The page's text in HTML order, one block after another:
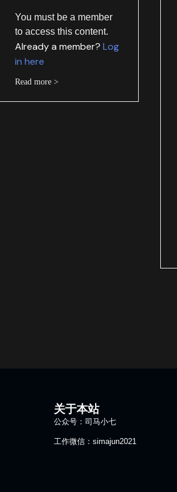
You must be a member
to access this content.
Already a member? Log
in here
Read more >
关于本站
公众号：司马小七
工作微信：simajun2021